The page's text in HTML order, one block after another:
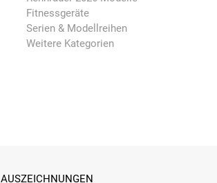
Fitnessgeräte
Serien & Modellreihen
Weitere Kategorien
AUSZEICHNUNGEN